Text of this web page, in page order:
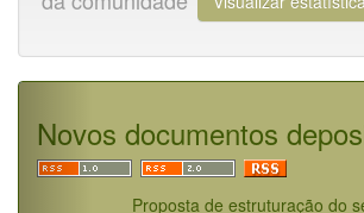
Novos documentos
Proposta de estruturação do